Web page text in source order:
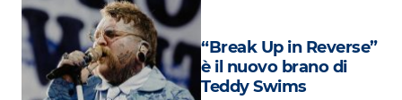
Eventi
“Break Up in Reverse”
è il nuovo brano di
Teddy Swims